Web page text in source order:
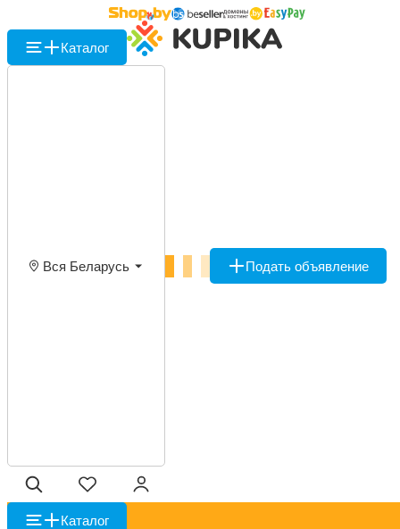
Каталог
Вся Беларусь Подать объявление
Каталог